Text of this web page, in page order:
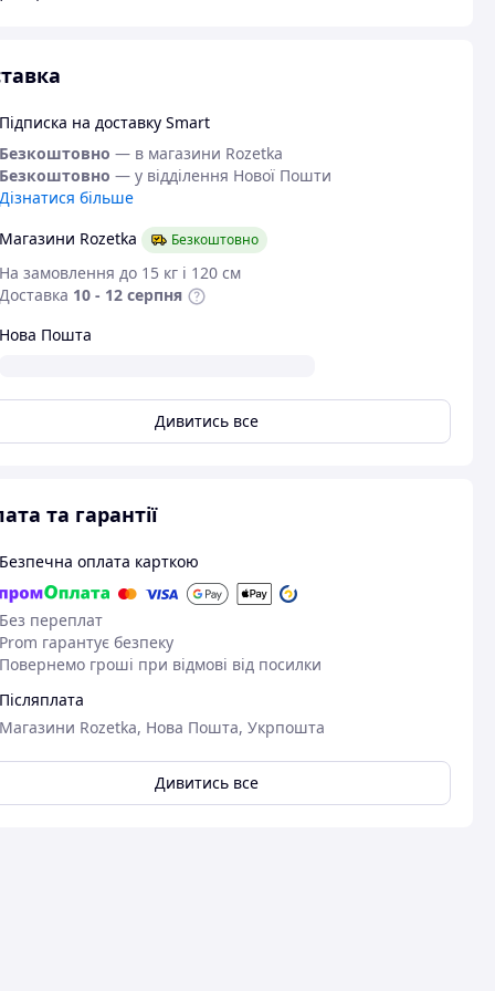
на доставку Smart
— в магазини Rozetka
— у відділення Нової Пошти
більше
Rozetka
Безкоштовно
замовлення до 15 кг і 120 см
10 - 12 серпня
Пошта
Дивитись все
та гарантії
оплата карткою
переплат
гарантує безпеку
гроші при відмові від посилки
Rozetka, Нова Пошта, Укрпошта
Дивитись все